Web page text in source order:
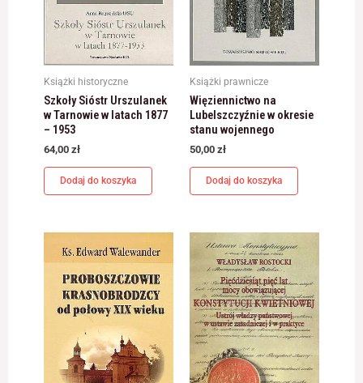
Książki historyczne
Szkoły Sióstr Urszulanek
w Tarnowie w latach 1877
– 1953
64,00 zł
Dodaj do koszyka
Książki prawnicze
Więziennictwo na
Lubelszczyźnie w okresie
stanu wojennego
50,00 zł
Dodaj do koszyka